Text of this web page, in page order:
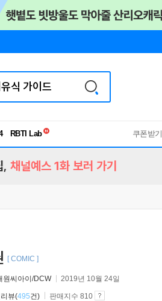
독서유형검사
쿠폰받기
, 채널예스 1화 보러 가기
[ COMIC ]
원씨아이/DCW 2019년 10월 24일
뷰(495건) 판매지수 810